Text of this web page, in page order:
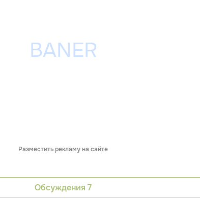
Разместить рекламу на сайте
Обсуждения 7